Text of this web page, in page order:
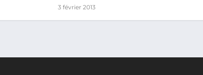
3 février 2013